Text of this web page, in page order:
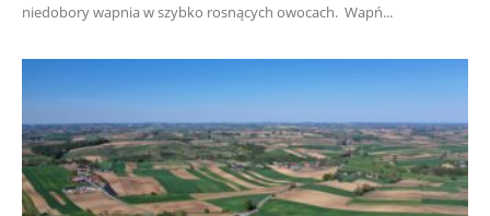
niedobory wapnia w szybko rosnących owocach. Wapń...